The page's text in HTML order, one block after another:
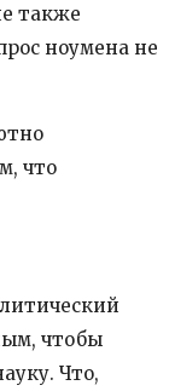
также
ноумена не
что
чтобы
Что,